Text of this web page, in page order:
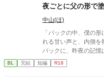
夜ごとに父の形で
中山(ほ)
「パックの中、僕の形になっちゃ
れる甘い声と、内側を
パックに、昨夜の記憶
が残っていた。 相談しようと向かった相手こそが、自分を侵食し
ている張本人だとも知
BL 完結 短編 R18